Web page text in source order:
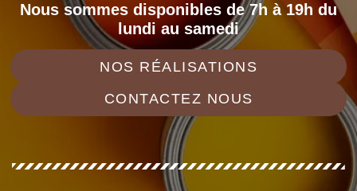
Nous sommes disponibles de 7h à 19h du
lundi au samedi
NOS RÉALISATIONS
CONTACTEZ NOUS